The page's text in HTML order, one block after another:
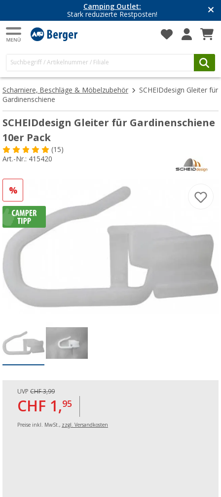
Camping Outlet:
Stark reduzierte Restposten!
Scharniere, Beschläge & Möbelzubehör
SCHEIDdesign Gleiter für
Gardinenschiene
SCHEIDdesign Gleiter für Gardinenschiene
10er Pack
(15)
Art.-Nr.: 415420
%
UVP CHF 3,99
CHF 1,95
Preise inkl. MwSt., zzgl. Versandkosten